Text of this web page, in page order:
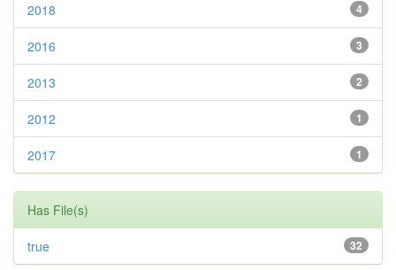
4
2018
3
2016
2
2013
1
2012
1
2017
Has File(s)
32
true